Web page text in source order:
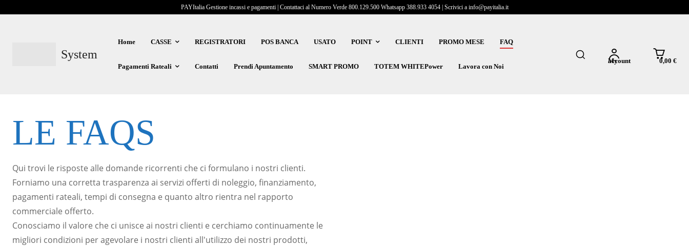
PAYItalia Gestione incassi e pagamenti | Contattaci al Numero Verde 800.129.500 Whatsapp 388.933 4054 | Scrivici a info@payitalia.it
System
Home CASSE REGISTRATORI POS BANCA USATO POINT CLIENTI PROMO MESE FAQ
Pagamenti Rateali Contatti Prendi Apuntamento SMART PROMO TOTEM WHITEPower Lavora con Noi
My account 0,00 €
LE FAQS
Qui trovi le risposte alle domande ricorrenti che ci formulano i nostri clienti.
Forniamo una corretta trasparenza ai servizi offerti di noleggio, finanziamento,
pagamenti rateali, tempi di consegna e quanto altro rientra nel rapporto
commerciale offerto.
Conosciamo il valore che ci unisce ai nostri clienti e cerchiamo continuamente le
migliori condizioni per agevolare i nostri clienti all'utilizzo dei nostri prodotti,